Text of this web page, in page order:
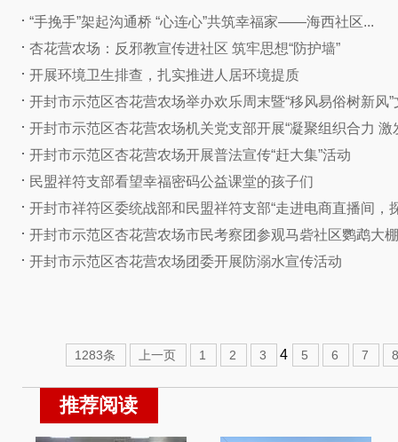
“手挽手”架起沟通桥 “心连心”共筑幸福家——海西社区...
杏花营农场：反邪教宣传进社区 筑牢思想“防护墙”
开展环境卫生排查，扎实推进人居环境提质
开封市示范区杏花营农场举办欢乐周末暨“移风易俗树新风”
开封市示范区杏花营农场机关党支部开展“凝聚组织合力 激
开封市示范区杏花营农场开展普法宣传“赶大集”活动
民盟祥符支部看望幸福密码公益课堂的孩子们
开封市祥符区委统战部和民盟祥符支部“走进电商直播间，
开封市示范区杏花营农场市民考察团参观马砦社区鹦鹉大棚
开封市示范区杏花营农场团委开展防溺水宣传活动
1283条 上一页 1 2 3 4 5 6 7
推荐阅读